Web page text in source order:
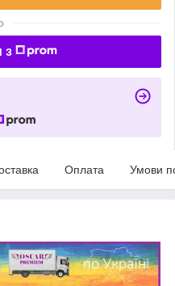
з
Оплата Умови